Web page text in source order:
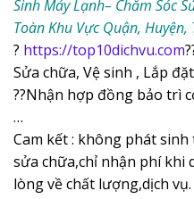
Sinh Máy Lạnh– Chăm Sóc
Toàn Khu Vực Quận, Huyện,
? https://top10dichvu.com
Sửa chữa, Vệ sinh , Lắp đặt
??Nhận hợp đồng bảo trì
…
Cam kết : không phát
sửa chữa,chỉ nhận phí khi
lòng về chất lượng,dịch